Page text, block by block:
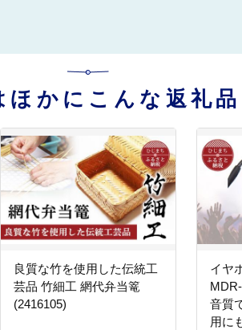
かにこんな返礼品
良質な竹を使用した伝統工
芸品 竹細工 網代弁当篭
(2416105)
イヤホ
音質
用に